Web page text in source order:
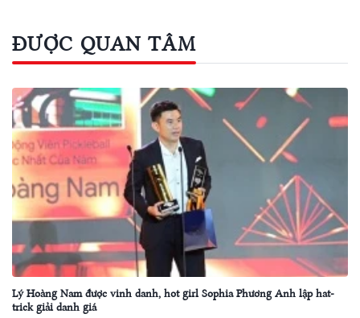
ĐƯỢC QUAN TÂM
Lý Hoàng Nam được vinh danh, hot girl Sophia Phương Anh lập hat-
trick giải danh giá